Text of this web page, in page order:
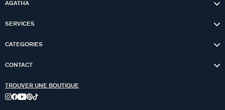
AGATHA
SERVICES
CATEGORIES
CONTACT
TROUVER UNE BOUTIQUE